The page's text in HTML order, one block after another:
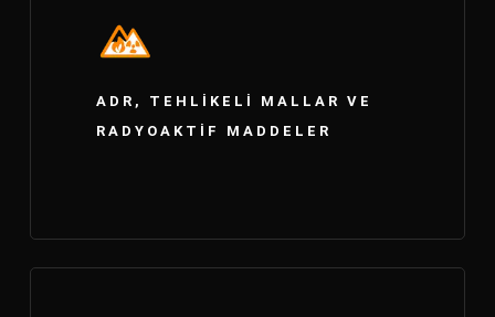
ADR, TEHLIKELI MALLAR VE
RADYOAKTIF MADDELER